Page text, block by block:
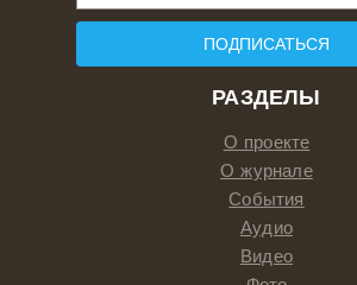
РАЗДЕЛЫ
О проекте
О журнале
События
Аудио
Видео
ПОДПИСАТЬСЯ